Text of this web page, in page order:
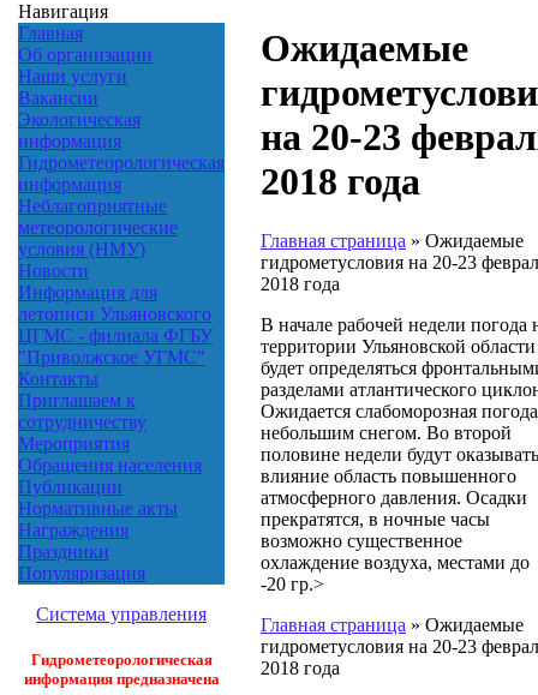
Навигация
Главная
Об организации
Наши услуги
Вакансии
Экологическая
информация
Гидрометеорологическая
информация
Неблагоприятные
метеорологические
условия (НМУ)
Новости
Информация для
летописи Ульяновского
ЦГМС - филиала ФГБУ
"Приволжское УГМС"
Контакты
Приглашаем к
сотрудничеству
Мероприятия
Обращения населения
Публикации
Нормативные акты
Награждения
Праздники
Популяризация
Система управления
Гидрометеорологическая
информация предназначена
Ожидаемые
на 20-23
2018 года
Главная страница » Ожидаемые
гидрометусловия на 20-23
2018 года
В начале рабочей недели погода
территории Ульяновской области
будет определяться
разделами атлантического
Ожидается слабоморозная
небольшим снегом. Во второй
половине недели будут оказывать
влияние область повышенного
атмосферного давления. Осадки
прекратятся, в ночные часы
возможно существенное
охлаждение воздуха, местами до
-20 гр.>
Главная страница » Ожидаемые
гидрометусловия на 20-23
2018 года